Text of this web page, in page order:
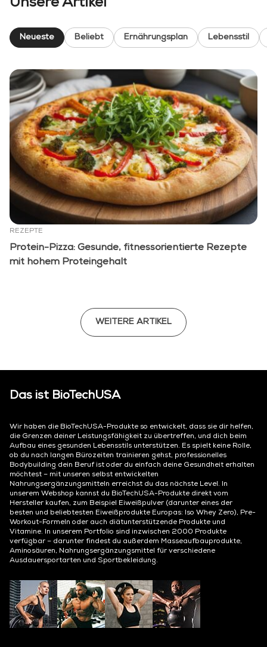
Unsere Artikel
Neueste Beliebt Ernährungsplan Lebensstil
REZEPTE
Protein-Pizza: Gesunde, fitnessorientierte Rezepte
mit hohem Proteingehalt
WEITERE ARTIKEL
Das ist BioTechUSA
Wir haben die BioTechUSA-Produkte so entwickelt, dass sie dir helfen,
die Grenzen deiner Leistungsfähigkeit zu übertreffen, und dich beim
Aufbau eines gesunden Lebensstils unterstützen. Es spielt keine Rolle,
ob du nach langen Bürozeiten trainieren gehst, professionelles
Bodybuilding dein Beruf ist oder du einfach deine Gesundheit erhalten
möchtest – mit unseren selbst entwickelten
Nahrungsergänzungsmitteln erreichst du das nächste Level. In
unserem Webshop kannst du BioTechUSA-Produkte direkt vom
Hersteller kaufen, zum Beispiel Eiweißpulver (darunter eines der
besten und beliebtesten Eiweißprodukte Europas: Iso Whey Zero), Pre-
Workout-Formeln oder auch diätunterstützende Produkte und
Vitamine. In unserem Portfolio sind inzwischen 2000 Produkte
verfügbar – darunter findest du außerdem Masseaufbauprodukte,
Aminosäuren, Nahrungsergänzungsmittel für verschiedene
Ausdauersportarten und Sportbekleidung.